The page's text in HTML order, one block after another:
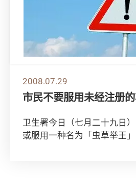
2008.07.29
市民不要服用未经注册
卫生署今日（七月二十九日
或服用一种名为「虫草举王